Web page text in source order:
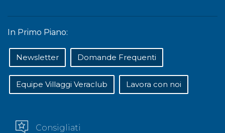
In Primo Piano:
Newsletter Domande Frequenti
Equipe Villaggi Veraclub Lavora con noi
Consigliati